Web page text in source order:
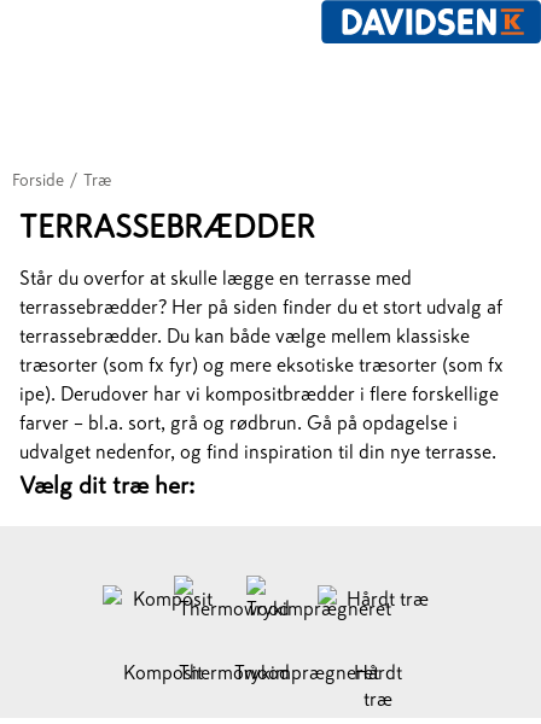
Forside / Træ
TERRASSEBRÆDDER
Står du overfor at skulle lægge en terrasse med
terrassebrædder? Her på siden finder du et stort udvalg af
terrassebrædder. Du kan både vælge mellem klassiske
træsorter (som fx fyr) og mere eksotiske træsorter (som fx
ipe). Derudover har vi kompositbrædder i flere forskellige
farver – bl.a. sort, grå og rødbrun. Gå på opdagelse i
udvalget nedenfor, og find inspiration til din nye terrasse.
Vælg dit træ her:
KompositThermowoodTrykimprægneretHårdt
træ